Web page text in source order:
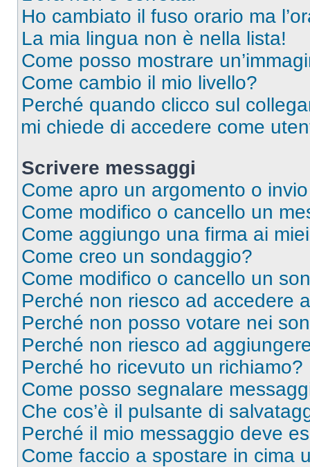
Ho cambiato il fuso orario ma
La mia lingua non è nella lista!
Come posso mostrare
Come cambio il mio livello?
Perché quando clicco sul
mi chiede di accedere come
Scrivere messaggi
Come apro un argomento o
Come modifico o cancello un
Come aggiungo una firma ai
Come creo un sondaggio?
Come modifico o cancello un
Perché non riesco ad accedere
Perché non posso votare nei
Perché non riesco ad
Perché ho ricevuto un richiamo?
Come posso segnalare
Che cos’è il pulsante di
Perché il mio messaggio deve
Come faccio a spostare in cima